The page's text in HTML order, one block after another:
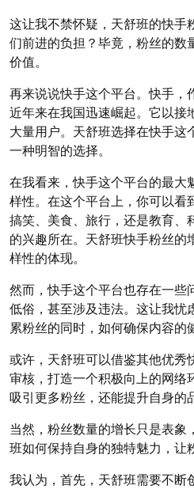
这让我不禁怀疑，天舒班的快手
们前进的负担？毕竟，粉丝的数
价值。
再来说说快手这个平台。快手，
近年来在我国迅速崛起。它以接
大量用户。天舒班选择在快手这
一种明智的选择。
在我看来，快手这个平台的最大
样性。在这个平台上，你可以看
搞笑、美食、旅行，还是教育、
的兴趣所在。天舒班快手粉丝的
样性的体现。
然而，快手这个平台也存在一些
低俗，甚至涉及违法。这让我忧
累粉丝的同时，如何确保内容的
或许，天舒班可以借鉴其他优秀
审核，打造一个积极向上的网络
吸引更多粉丝，还能提升自身的
当然，粉丝数量的增长只是表象
班如何保持自身的独特魅力，让
我认为，首先，天舒班需要不断